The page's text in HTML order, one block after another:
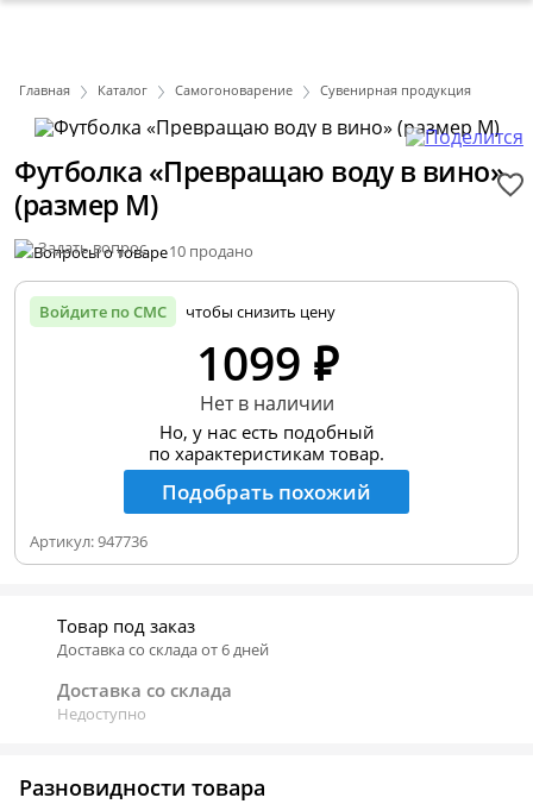
Главная Каталог Самогоноварение Сувенирная продукция
Футболка «Превращаю воду в вино»
(размер М)
Задать вопрос 10 продано
Войдите по СМС чтобы снизить цену
1099 ₽
Нет в наличии
Но, у нас есть подобный
по характеристикам товар.
Подобрать похожий
Артикул:947736
Товар под заказ
Доставка со склада от 6 дней
Доставка со склада
Недоступно
Разновидности товара